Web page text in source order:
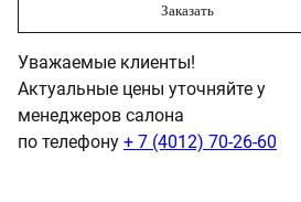
Заказать
Уважаемые клиенты!
Актуальные цены уточняйте у
менеджеров салона
по телефону + 7 (4012) 70-26-60